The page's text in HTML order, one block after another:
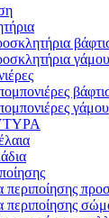
γάμου
γάμου
περιποίησης
περιποίησης